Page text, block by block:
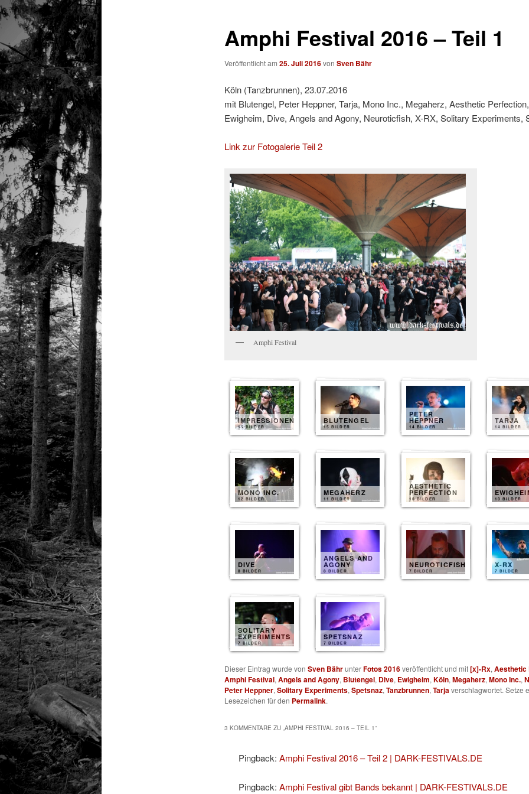
Amphi Festival 2016 – Teil 1
Veröffentlicht am 25. Juli 2016von Sven Bähr
Köln (Tanzbrunnen), 23.07.2016
mit Blutengel, Peter Heppner, Tarja, Mono Inc., Megaherz, Aesthetic Perfection,
Ewigheim, Dive, Angels and Agony, Neuroticfish, X-RX, Solitary Experiments,
Link zur Fotogalerie Teil 2
Amphi Festival
IMPRESSIONEN
15 BILDER
BLUTENGEL
15 BILDER
PETER
HEPPNER
14 BILDER
TARJA
14 BILDER
MONO INC.
12 BILDER
MEGAHERZ
11 BILDER
AESTHETIC
PERFECTION
10 BILDER 10 BILDER
DIVE
8 BILDER
ANGELS AND
AGONY
8 BILDER
NEUROTICFISH
7 BILDER
X-RX
7 BILDER
SOLITARY
EXPERIMENTS
7 BILDER
SPETSNAZ
7 BILDER
Dieser Eintrag wurde von Sven BährunterFotos 2016veröffentlicht und mit[x]-Rx, Aesthetic
Amphi Festival, Angels and Agony, Blutengel, Dive, Ewigheim, Köln, Megaherz, Mono Inc.,
Peter Heppner, Solitary Experiments, Spetsnaz, Tanzbrunnen, Tarjaverschlagwortet. Setze
Lesezeichen für den Permalink.
3 KOMMENTARE ZU „AMPHI FESTIVAL 2016 – TEIL 1“
Pingback:Amphi Festival 2016 – Teil 2 | DARK-FESTIVALS.DE
Pingback:Amphi Festival gibt Bands bekannt | DARK-FESTIVALS.DE